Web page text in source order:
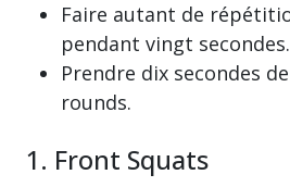
Faire autant de
pendant vingt secondes.
Prendre dix secondes
rounds.
1. Front Squats